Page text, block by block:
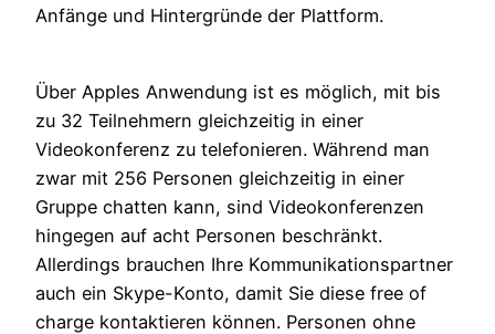
Anfänge und Hintergründe der Plattform.
Über Apples Anwendung ist es möglich, mit bis
zu 32 Teilnehmern gleichzeitig in einer
Videokonferenz zu telefonieren. Während man
zwar mit 256 Personen gleichzeitig in einer
Gruppe chatten kann, sind Videokonferenzen
hingegen auf acht Personen beschränkt.
Allerdings brauchen Ihre Kommunikationspartner
auch ein Skype-Konto, damit Sie diese free of
charge kontaktieren können. Personen ohne